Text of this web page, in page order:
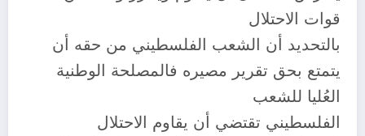
قوات الاحتلال
بالتحديد أن الشعب الفلسطيني من حقه أن
يتمتع بحق تقرير مصيره فالمصلحة الوطنية
العُليا للشعب
الفلسطيني تقتضي أن يقاوم الاحتلال